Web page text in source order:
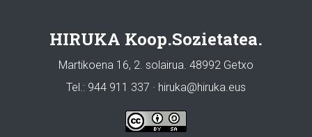
HIRUKA Koop.Sozietatea.
Martikoena 16, 2. solairua. 48992 Getxo
Tel.: 944 911 337 · hiruka@hiruka.eus